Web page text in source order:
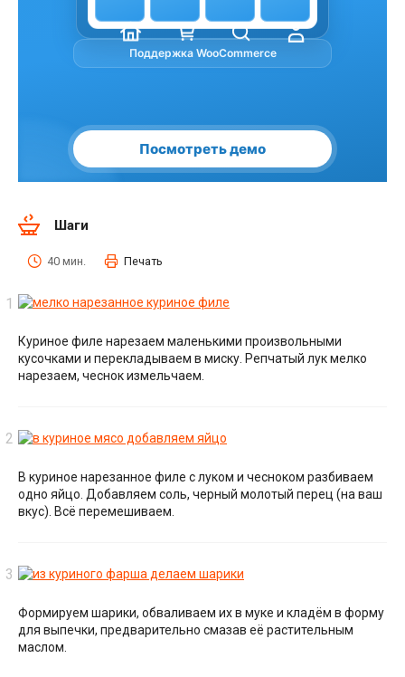
Шаги
40 мин. Печать
Куриное филе нарезаем маленькими произвольными
кусочками и перекладываем в миску. Репчатый лук мелко
нарезаем, чеснок измельчаем.
В куриное нарезанное филе с луком и чесноком разбиваем
одно яйцо. Добавляем соль, черный молотый перец (на ваш
вкус). Всё перемешиваем.
Формируем шарики, обваливаем их в муке и кладём в форму
для выпечки, предварительно смазав её растительным
маслом.